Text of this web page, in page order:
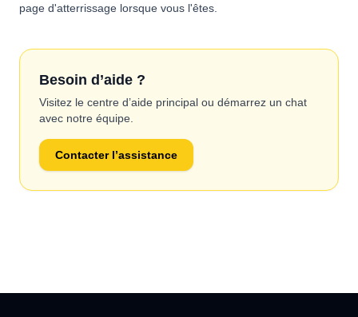
page d'atterrissage lorsque vous l'êtes.
Besoin d’aide ?
Visitez le centre d’aide principal ou démarrez un chat
avec notre équipe.
Contacter l’assistance